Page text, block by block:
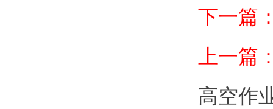
下一篇
上一篇
高空作